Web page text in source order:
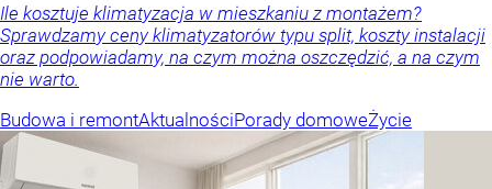
Ile kosztuje klimatyzacja w mieszkaniu z montażem?
Sprawdzamy ceny klimatyzatorów typu split, koszty instalacji
oraz podpowiadamy, na czym można oszczędzić, a na czym
nie warto.
Budowa i remontAktualnościPorady domoweŻycie